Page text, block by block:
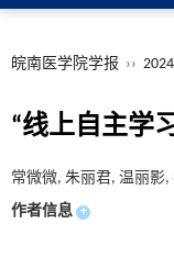
皖南医学院学报 ››
“线上自主学
常微微, 朱丽君, 温丽影
作者信息 +